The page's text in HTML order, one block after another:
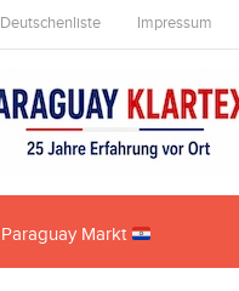
Deutschenliste Impressum
Paraguay Markt